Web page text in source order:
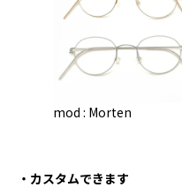
mod : Morten
・カスタムできます